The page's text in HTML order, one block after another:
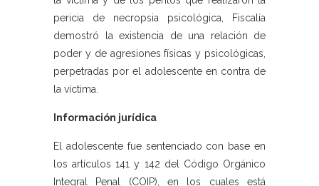
pericia de necropsia psicológica, Fiscalía
demostró la existencia de una relación de
poder y de agresiones físicas y psicológicas,
perpetradas por el adolescente en contra de
la víctima.
Información jurídica
El adolescente fue sentenciado con base en
los artículos 141 y 142 del Código Orgánico
Integral Penal (COIP), en los cuales está